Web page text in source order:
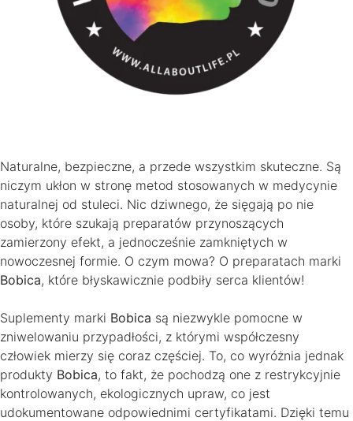
Naturalne, bezpieczne, a przede wszystkim skuteczne. Są
niczym ukłon w stronę metod stosowanych w medycynie
naturalnej od stuleci. Nic dziwnego, że sięgają po nie
osoby, które szukają preparatów przynoszących
zamierzony efekt, a jednocześnie zamkniętych w
nowoczesnej formie. O czym mowa? O preparatach marki
Bobica, które błyskawicznie podbiły serca klientów!
Suplementy marki Bobica są niezwykle pomocne w
zniwelowaniu przypadłości, z którymi współczesny
człowiek mierzy się coraz częściej. To, co wyróżnia jednak
produkty Bobica, to fakt, że pochodzą one z restrykcyjnie
kontrolowanych, ekologicznych upraw, co jest
udokumentowane odpowiednimi certyfikatami. Dzięki temu